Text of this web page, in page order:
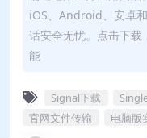
iOS、Android、安卓
话安全无忧。点击下
能
Signal下载
官网文件传输
电脑版